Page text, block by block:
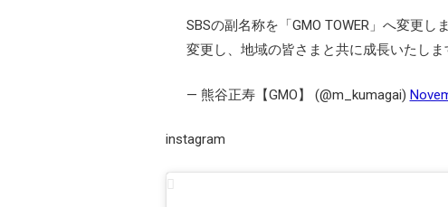
SBSの副名称を「GMO TOWER」へ変更
変更し、地域の皆さまと共に成長いたしま
— 熊谷正寿【GMO】 (@m_kumagai)
instagram